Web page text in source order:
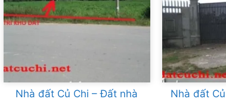
Nhà đất Củ Chi – Đất nhà
Nhà đất